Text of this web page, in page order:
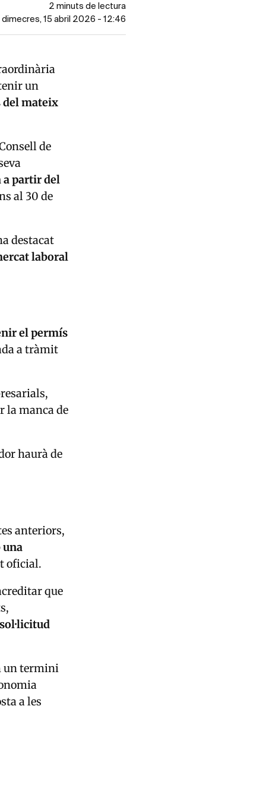
2 minuts de lectura
15 abril 2026 - 12:46
un
del mateix
de
a partir del
al 30 de
destacat
laboral
el permís
a tràmit
la manca de
haurà de
anteriors,
una
oficial.
que
un termini
a les